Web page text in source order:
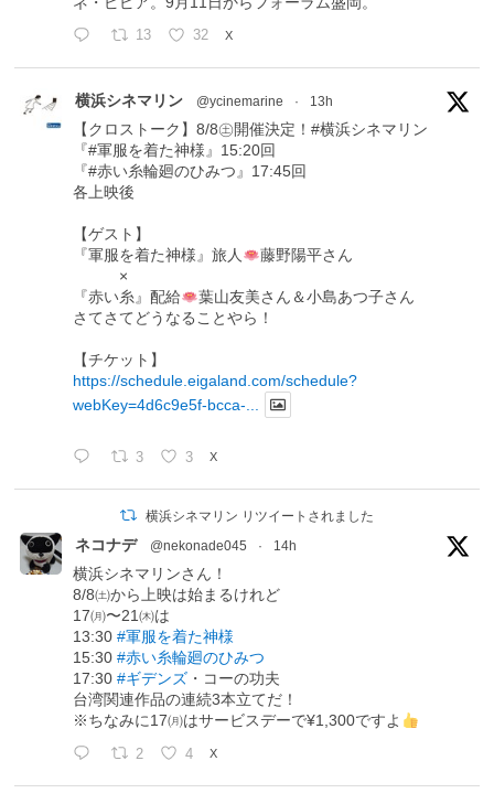
13 32 X
横浜シネマリン @ycinemarine · 13h
【クロストーク】8/8㊏開催決定！#横浜シネマリン
『#軍服を着た神様』15:20回
『#赤い糸輪廻のひみつ』17:45回
各上映後
【ゲスト】
『軍服を着た神様』旅人
藤野陽平さん
×
『赤い糸』配給
葉山友美さん＆小島あつ子さん
さてさてどうなることやら！
【チケット】
https://schedule.eigaland.com/schedule?
webKey=4d6c9e5f-bcca-...
3 3 X
横浜シネマリン リツイートされました
ネコナデ @nekonade045 · 14h
横浜シネマリンさん！
8/8㈯から上映は始まるけれど
17㈪〜21㈭は
13:30#軍服を着た神様
15:30#赤い糸輪廻のひみつ
17:30#ギデンズ ・コーの功夫
台湾関連作品の連続3本立てだ！
※ちなみに17㈪はサービスデーで¥1,300ですよ
2 4 X